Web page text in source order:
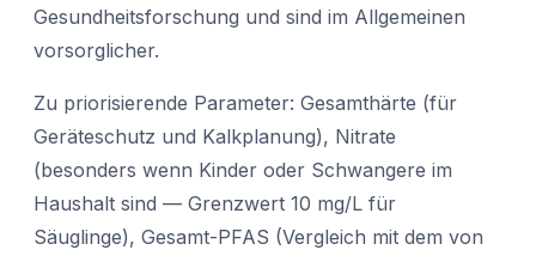
Gesundheitsforschung und sind im Allgemeinen
vorsorglicher.
Zu priorisierende Parameter: Gesamthärte (für
Geräteschutz und Kalkplanung), Nitrate
(besonders wenn Kinder oder Schwangere im
Haushalt sind — Grenzwert 10 mg/L für
Säuglinge), Gesamt-PFAS (Vergleich mit dem von